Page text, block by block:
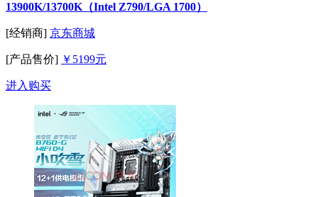
13900K/13700K（Intel Z790/LGA 1700）
[经销商] 京东商城
[产品售价] ￥5199元
进入购买